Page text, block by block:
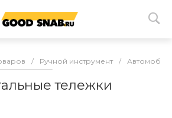
/ Ручной инструмент /
тележки